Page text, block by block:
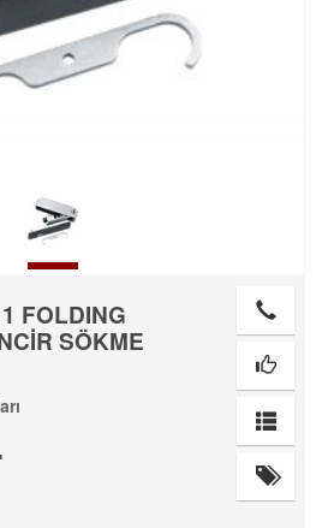
FOLDING
SÖKME